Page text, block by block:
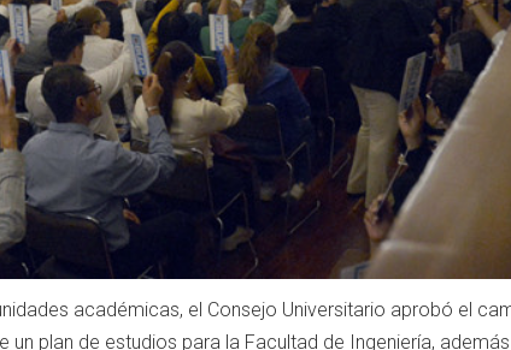
académicas, el Consejo Universitario aprobó el
un plan de estudios para la Facultad de Ingeniería,